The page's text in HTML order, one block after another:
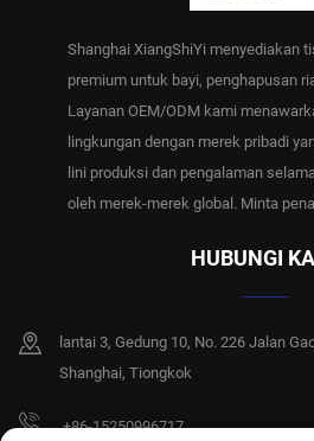
Shanghai XiangShiYi menyediakan
premium untuk bayi, penghapusan
Layanan OEM/ODM kami
lingkungan dengan merek pribadi
lini produksi dan pengalaman
oleh merek-merek global. Minta
HUBUNGI
lantai 3, Gedung 10, No. 226 Jalan
Shanghai, Tiongkok
+86-15250996717